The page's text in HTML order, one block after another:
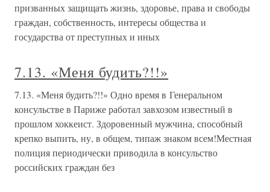
призванных защищать жизнь, здоровье, права и свободы
граждан, собственность, интересы общества и
государства от преступных и иных
7.13. «Меня будить?!!»
7.13. «Меня будить?!!» Одно время в Генеральном
консульстве в Париже работал завхозом известный в
прошлом хоккеист. Здоровенный мужчина, способный
крепко выпить, ну, в общем, типаж знаком всем!Местная
полиция периодически приводила в консульство
российских граждан без